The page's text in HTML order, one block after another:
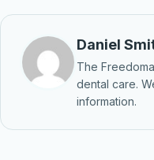
Daniel
The
dental care.
information.